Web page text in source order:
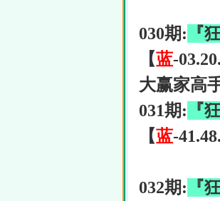
030期: 『
【蓝-
大赢家高
031期: 『
【蓝-
032期: 『